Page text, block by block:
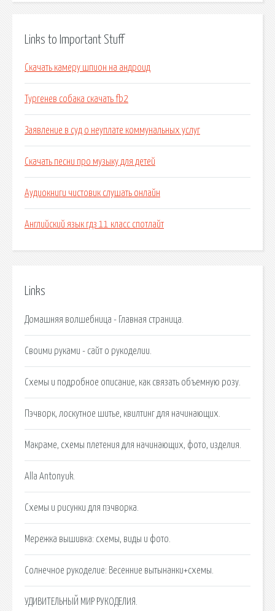
Links to Important Stuff
Скачать камеру шпион на андроид
Тургенев собака скачать fb2
Заявление в суд о неуплате коммунальных услуг
Скачать песни про музыку для детей
Аудиокниги чистовик слушать онлайн
Английский язык гдз 11 класс спотлайт
Links
Домашняя волшебница - Главная страница.
Своими руками - сайт о рукоделии.
Схемы и подробное описание, как связать объемную розу.
Пэчворк, лоскутное шитье, квилтинг для начинающих.
Макраме, схемы плетения для начинающих, фото, изделия.
Alla Antonyuk.
Схемы и рисунки для пэчворка.
Мережка вышивка: схемы, виды и фото.
Солнечное рукоделие: Весенние вытынанки+схемы.
УДИВИТЕЛЬНЫЙ МИР РУКОДЕЛИЯ.